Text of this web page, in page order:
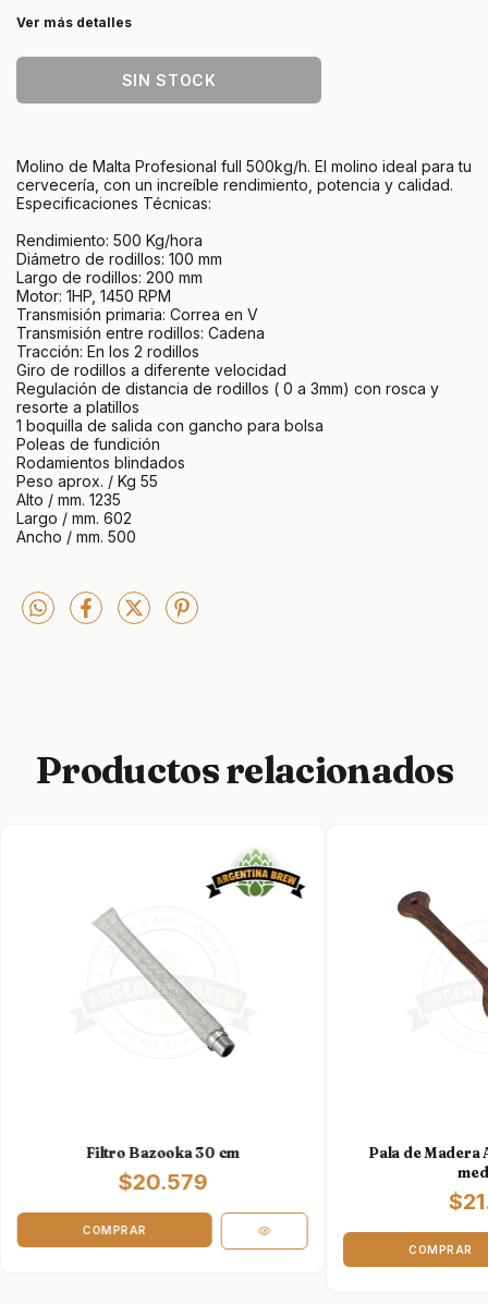
Ver más detalles
Molino de Malta Profesional full 500kg/h. El molino ideal para tu
cervecería, con un increíble rendimiento, potencia y calidad.
Especificaciones Técnicas:
Rendimiento: 500 Kg/hora
Diámetro de rodillos: 100 mm
Largo de rodillos: 200 mm
Motor: 1HP, 1450 RPM
Transmisión primaria: Correa en V
Transmisión entre rodillos: Cadena
Tracción: En los 2 rodillos
Giro de rodillos a diferente velocidad
Regulación de distancia de rodillos ( 0 a 3mm) con rosca y
resorte a platillos
1 boquilla de salida con gancho para bolsa
Poleas de fundición
Rodamientos blindados
Peso aprox. / Kg 55
Alto / mm. 1235
Largo / mm. 602
Ancho / mm. 500
Productos relacionados
Filtro Bazooka 30 cm
$20.579
Pala de Madera
COMPRAR